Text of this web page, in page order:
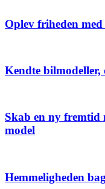
Oplev friheden
Kendte
Skab en ny fremtid
model
Hemmeligheden